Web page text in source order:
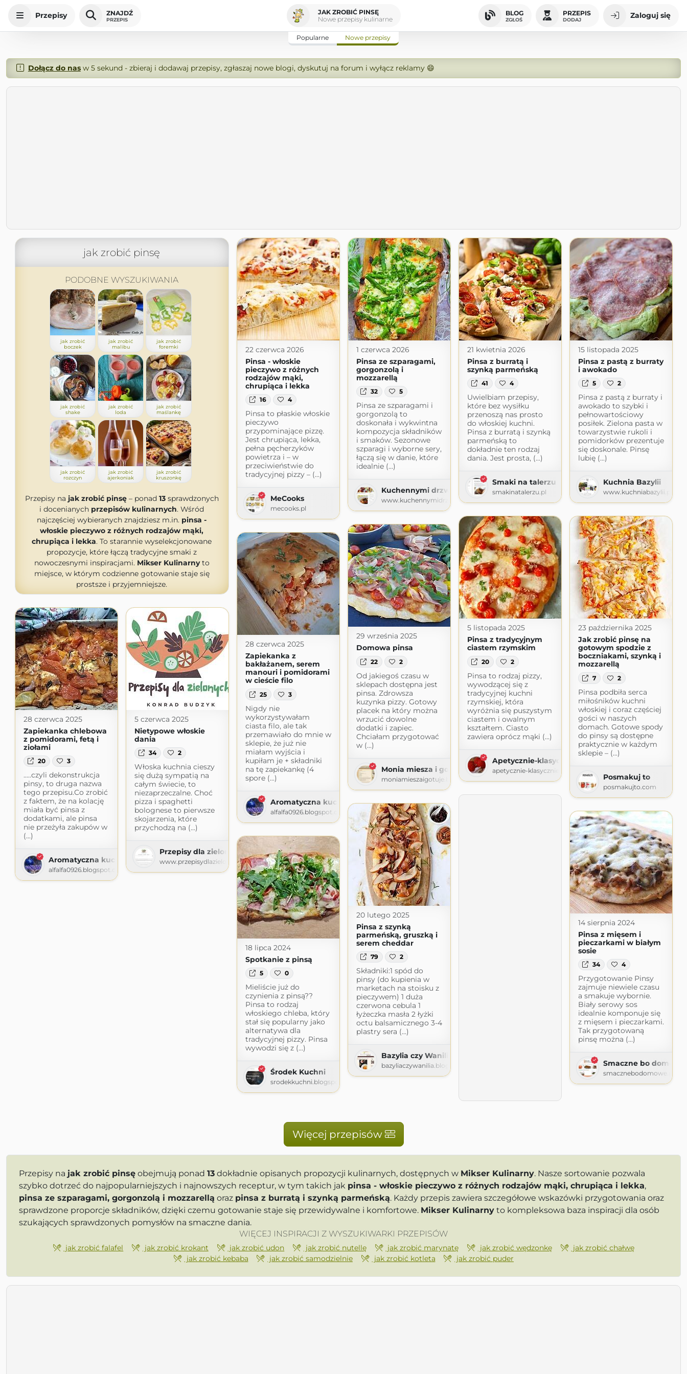
Przepisy ZNAJDŹ
PRZEPIS
JAK ZROBIĆ PINSĘ
Nowe przepisy kulinarne
BLOG
ZGŁOŚ
PRZEPIS
DODAJ Zaloguj się
Popularne Nowe przepisy
Dołącz do nasw 5 sekund - zbieraj i dodawaj przepisy, zgłaszaj nowe blogi, dyskutuj na forum i wyłącz reklamy 😄
jak zrobić pinsę
PODOBNE WYSZUKIWANIA
jak zrobić
boczek
jak zrobić
malibu
jak zrobić
foremki
jak zrobić
shake
jak zrobić
loda
jak zrobić
maślankę
jak zrobić
rozczyn
jak zrobić
ajerkoniak
jak zrobić
kruszonkę
Przepisy na jak zrobić pinsę– ponad 13sprawdzonych
i docenianych przepisów kulinarnych. Wśród
najczęściej wybieranych znajdziesz m.in. pinsa -
włoskie pieczywo z różnych rodzajów mąki,
chrupiąca i lekka. To starannie wyselekcjonowane
propozycje, które łączą tradycyjne smaki z
nowoczesnymi inspiracjami. Mikser Kulinarnyto
miejsce, w którym codzienne gotowanie staje się
prostsze i przyjemniejsze.
22 czerwca 2026
Pinsa - włoskie
pieczywo z różnych
rodzajów mąki,
chrupiąca i lekka
16 4
Pinsa to płaskie włoskie
pieczywo
przypominające pizzę.
Jest chrupiąca, lekka,
pełna pęcherzyków
powietrza i – w
przeciwieństwie do
tradycyjnej pizzy – (...)
MeCooks
mecooks.pl
1 czerwca 2026
Pinsa ze szparagami,
gorgonzolą i
mozzarellą
32 5
Pinsa ze szparagami i
gorgonzolą to
doskonała i wykwintna
kompozycja składników
i smaków. Sezonowe
szparagi i wyborne sery,
łączą się w danie, które
idealnie (...)
Kuchennymi drzwiami
www.kuchennymidrzwiami.pl
21 kwietnia 2026
Pinsa z burratą i
szynką parmeńską
41 4
Uwielbiam przepisy,
które bez wysiłku
przenoszą nas prosto
do włoskiej kuchni.
Pinsa z burratą i szynką
parmeńską to
dokładnie ten rodzaj
dania. Jest prosta, (...)
Smaki na talerzu
smakinatalerzu.pl
15 listopada 2025
Pinsa z pastą z burraty
i awokado
5 2
Pinsa z pastą z burraty i
awokado to szybki i
pełnowartościowy
posiłek. Zielona pasta w
towarzystwie rukoli i
pomidorków prezentuje
się doskonale. Pinsę
lubię (...)
Kuchnia Bazylii
www.kuchniabazylii.pl
5 listopada 2025
Pinsa z tradycyjnym
ciastem rzymskim
20 2
Pinsa to rodzaj pizzy,
wywodzącej się z
tradycyjnej kuchni
rzymskiej, która
wyróżnia się puszystym
ciastem i owalnym
kształtem. Ciasto
zawiera oprócz mąki (...)
Apetycznie-klasycznie
apetycznie-klasycznie.pl
23 października 2025
Jak zrobić pinsę na
gotowym spodzie z
boczniakami, szynką i
mozzarellą
7 2
Pinsa podbiła serca
miłośników kuchni
włoskiej i coraz częściej
gości w naszych
domach. Gotowe spody
do pinsy są dostępne
praktycznie w każdym
sklepie – (...)
Posmakuj to
posmakujto.com
29 września 2025
Domowa pinsa
22 2
Od jakiegoś czasu w
sklepach dostępna jest
pinsa. Zdrowsza
kuzynka pizzy. Gotowy
placek na który można
wrzucić dowolne
dodatki i zapiec.
Chciałam przygotować
w (...)
Monia miesza i gotuje
moniamieszaigotuje.blogspot.com
28 czerwca 2025
Zapiekanka z
bakłażanem, serem
manouri i pomidorami
w cieście filo
25 3
Nigdy nie
wykorzystywałam
ciasta filo, ale tak
przemawiało do mnie w
sklepie, że już nie
miałam wyjścia i
kupiłam je + składniki
na tę zapiekankę (4
spore (...)
Aromatyczna kuchnia
alfalfa0926.blogspot.com
28 czerwca 2025
Zapiekanka chlebowa
z pomidorami, fetą i
ziołami
20 3
.....czyli dekonstrukcja
pinsy, to druga nazwa
tego przepisu.Co zrobić
z faktem, że na kolację
miała być pinsa z
dodatkami, ale pinsa
nie przeżyła zakupów w
(...)
Aromatyczna kuchnia
alfalfa0926.blogspot.com
5 czerwca 2025
Nietypowe włoskie
dania
34 2
Włoska kuchnia cieszy
się dużą sympatią na
całym świecie, to
niezaprzeczalne. Choć
pizza i spaghetti
bolognese to pierwsze
skojarzenia, które
przychodzą na (...)
Przepisy dla zielonych
www.przepisydlazielonych.pl
20 lutego 2025
Pinsa z szynką
parmeńską, gruszką i
serem cheddar
79 2
Składniki:1 spód do
pinsy (do kupienia w
marketach na stoisku z
pieczywem) 1 duża
czerwona cebula 1
łyżeczka masła 2 łyżki
octu balsamicznego 3-4
plastry sera (...)
Bazylia czy Wanilia
bazyliaczywanilia.blogspot.com
14 sierpnia 2024
Pinsa z mięsem i
pieczarkami w białym
sosie
34 4
Przygotowanie Pinsy
zajmuje niewiele czasu
a smakuje wybornie.
Biały serowy sos
idealnie komponuje się
z mięsem i pieczarkami.
Tak przygotowaną
pinsę można (...)
Smaczne bo domowe
smacznebodomowe.pl
18 lipca 2024
Spotkanie z pinsą
5 0
Mieliście już do
czynienia z pinsą??
Pinsa to rodzaj
włoskiego chleba, który
stał się popularny jako
alternatywa dla
tradycyjnej pizzy. Pinsa
wywodzi się z (...)
Środek Kuchni
srodekkuchni.blogspot.com
Więcej przepisów
Przepisy na jak zrobić pinsę obejmują ponad 13 dokładnie opisanych propozycji kulinarnych, dostępnych w Mikser Kulinarny. Nasze sortowanie pozwala
szybko dotrzeć do najpopularniejszych i najnowszych receptur, w tym takich jak pinsa - włoskie pieczywo z różnych rodzajów mąki, chrupiąca i lekka,
pinsa ze szparagami, gorgonzolą i mozzarellą oraz pinsa z burratą i szynką parmeńską. Każdy przepis zawiera szczegółowe wskazówki przygotowania oraz
sprawdzone proporcje składników, dzięki czemu gotowanie staje się przewidywalne i komfortowe. Mikser Kulinarny to kompleksowa baza inspiracji dla osób
szukających sprawdzonych pomysłów na smaczne dania.
WIĘCEJ INSPIRACJI Z WYSZUKIWARKI PRZEPISÓW
jak zrobić falafel jak zrobić krokant jak zrobić udon jak zrobić nutellę jak zrobić marynatę jak zrobić wędzonkę
jak zrobić chałwę
jak zrobić kebaba
jak zrobić samodzielnie jak zrobić kotleta jak zrobić puder